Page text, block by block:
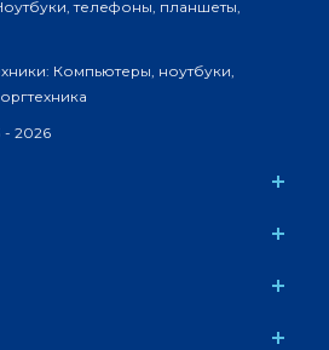
телефоны, планшеты,
Компьютеры, ноутбуки,
- 2026